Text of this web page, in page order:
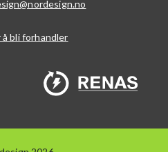
bli forhandler